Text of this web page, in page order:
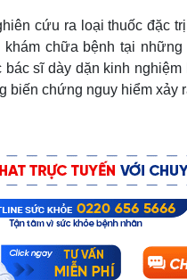
cứu ra loại thuốc đặc
chữa bệnh tại
sĩ dày dặn kinh
biến chứng nguy hiểm xảy